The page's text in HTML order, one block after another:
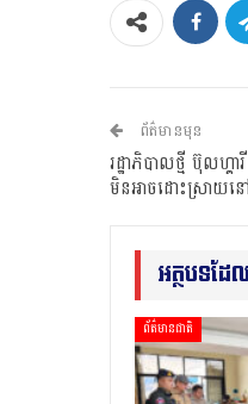
ព័ត៌មានមុន
រដ្ឋាភិបាលថ្មី ប៊ុលហ្
មិនអាចដោះស្រាយ
អត្ថបទដែ
ព័ត៌មានជាតិ